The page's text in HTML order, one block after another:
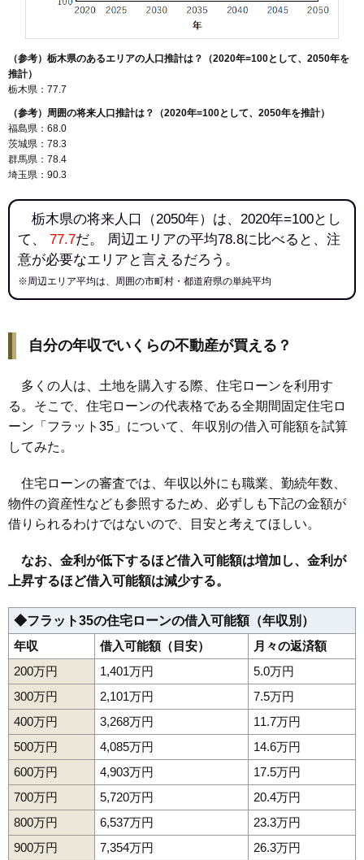
（参考）栃木県のあるエリアの人口推計は？（2020年=100として、2050年を
推計）
栃木県：77.7
（参考）周囲の将来人口推計は？（2020年=100として、2050年を推計）
福島県：68.0
茨城県：78.3
群馬県：78.4
埼玉県：90.3
栃木県の将来人口（2050年）は、2020年=100とし
て、 77.7だ。 周辺エリアの平均78.8に比べると、注
意が必要なエリアと言えるだろう。
※周辺エリア平均は、周囲の市町村・都道府県の単純平均
自分の年収でいくらの不動産が買える？
多くの人は、土地を購入する際、住宅ローンを利用す
る。そこで、住宅ローンの代表格である全期間固定住宅ロ
ーン「フラット35」について、年収別の借入可能額を試算
してみた。
住宅ローンの審査では、年収以外にも職業、勤続年数、
物件の資産性なども参照するため、必ずしも下記の金額が
借りられるわけではないので、目安と考えてほしい。
なお、金利が低下するほど借入可能額は増加し、金利が
上昇するほど借入可能額は減少する。
◆フラット35の住宅ローンの借入可能額（年収別）
年収
借入可能額（目安）
月々の返済額
200万円
1,401万円
5.0万円
300万円
2,101万円
7.5万円
400万円
3,268万円
11.7万円
500万円
4,085万円
14.6万円
600万円
4,903万円
17.5万円
700万円
5,720万円
20.4万円
800万円
6,537万円
23.3万円
900万円
7,354万円
26.3万円